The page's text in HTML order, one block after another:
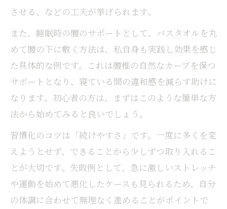
させる、などの工夫が挙げられます。
また、睡眠時の腰のサポートとして、バスタオルを丸
めて腰の下に敷く方法は、私自身も実践し効果を感じ
た具体的な例です。これは腰椎の自然なカーブを保つ
サポートとなり、寝ている間の違和感を減らす助けに
なります。初心者の方は、まずはこのような簡単な方
法から始めてみると良いでしょう。
習慣化のコツは「続けやすさ」です。一度に多くを変
えようとせず、できることから少しずつ取り入れるこ
とが大切です。失敗例として、急に激しいストレッチ
や運動を始めて悪化したケースも見られるため、自分
の体調に合わせて無理なく進めることがポイントで